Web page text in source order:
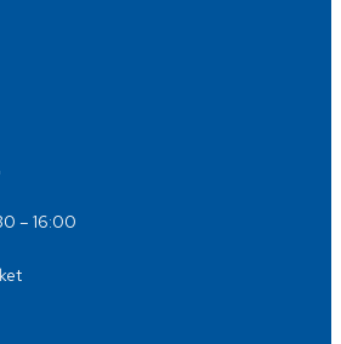
– 16:00